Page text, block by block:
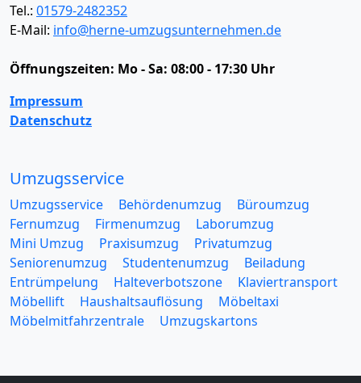
Tel.: 01579-2482352
E-Mail: info@herne-umzugsunternehmen.de
Öffnungszeiten: Mo - Sa: 08:00 - 17:30 Uhr
Impressum
Datenschutz
Umzugsservice
Umzugsservice Behördenumzug
Büroumzug
Fernumzug
Firmenumzug
Laborumzug
Mini Umzug
Praxisumzug
Privatumzug
Seniorenumzug
Studentenumzug
Beiladung
Entrümpelung
Halteverbotszone
Klaviertransport
Möbellift
Haushaltsauflösung
Möbeltaxi
Möbelmitfahrzentrale
Umzugskartons